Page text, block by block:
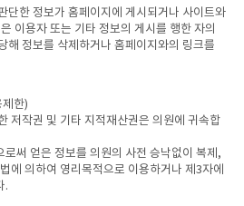
단한 정보가 홈페이지에 게시되거나 사이트와
이용자 또는 기타 정보의 게시를 행한 자의
해 정보를 삭제하거나 홈페이지와의 링크를
한)
저작권 및 기타 지적재산권은 의원에 귀속합
써 얻은 정보를 의원의 사전 승낙없이 복제,
에 의하여 영리목적으로 이용하거나 제3자에
.